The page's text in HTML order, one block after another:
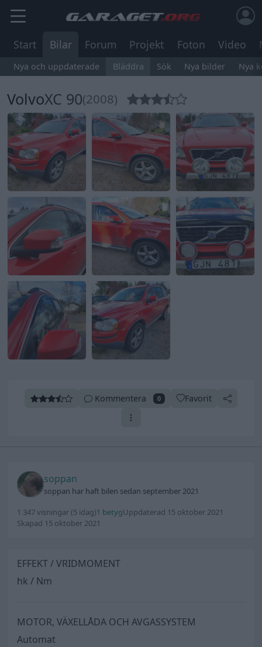
Start Bilar Forum Projekt Foton Video
Nya och uppdaterade Bläddra Sök Nya bilder Nya
VolvoXC 90(2008)
Kommentera 0 Favorit
soppan
soppan har haft bilen sedan september 2021
1 347 visningar (5 idag)1 betygUppdaterad 15 oktober 2021
Skapad 15 oktober 2021
EFFEKT / VRIDMOMENT
hk / Nm
MOTOR, VÄXELLÅDA OCH AVGASSYSTEM
Automat